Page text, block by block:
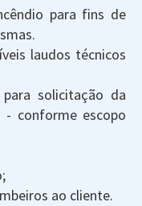
para fins de
laudos técnicos
solicitação da
conforme escopo
ao cliente.